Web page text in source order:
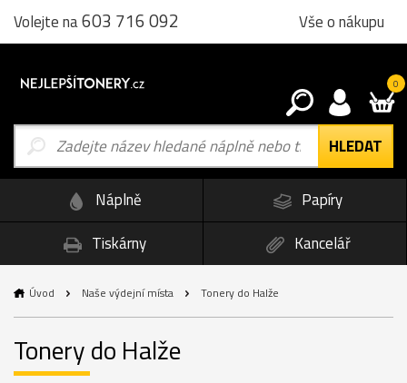
Volejte na603 716 092 Vše o nákupu
0
Náplně
Papíry
Tiskárny
Kancelář
Úvod Naše výdejní místa Tonery do Halže
Tonery do Halže